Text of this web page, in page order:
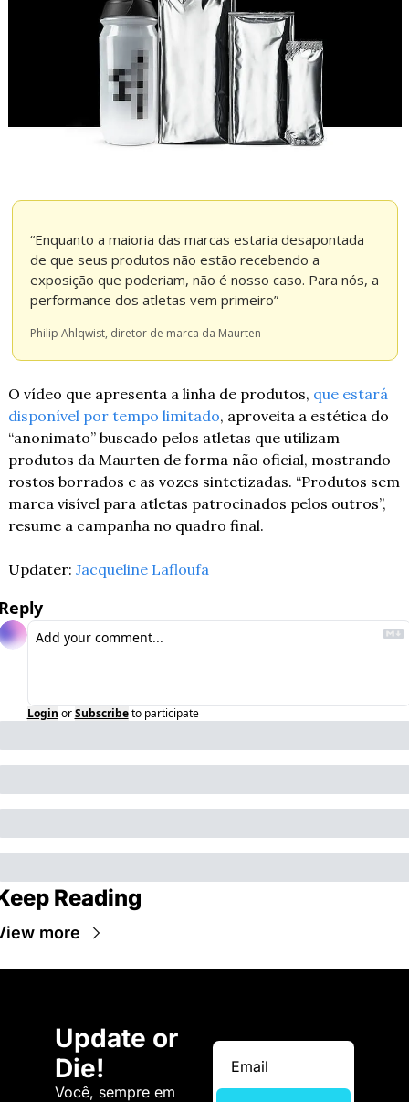
“Enquanto a maioria das marcas estaria desapontada
de que seus produtos não estão recebendo a
exposição que poderiam, não é nosso caso. Para nós, a
performance dos atletas vem primeiro”
Philip Ahlqwist, diretor de marca da Maurten
O vídeo que apresenta a linha de produtos, que estará
disponível por tempo limitado, aproveita a estética do
“anonimato” buscado pelos atletas que utilizam
produtos da Maurten de forma não oficial, mostrando
rostos borrados e as vozes sintetizadas. “Produtos sem
marca visível para atletas patrocinados pelos outros”,
resume a campanha no quadro final.
Updater: Jacqueline Lafloufa
Login or Subscribe to participate
Reading
more
Update or
Die!
Você, sempre em